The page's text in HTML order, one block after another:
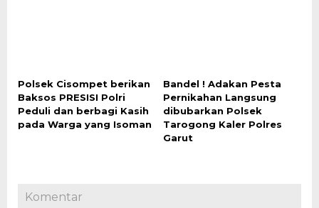
Polsek Cisompet berikan
Baksos PRESISI Polri
Peduli dan berbagi Kasih
pada Warga yang Isoman
Bandel ! Adakan Pesta
Pernikahan Langsung
dibubarkan Polsek
Tarogong Kaler Polres
Garut
Komentar